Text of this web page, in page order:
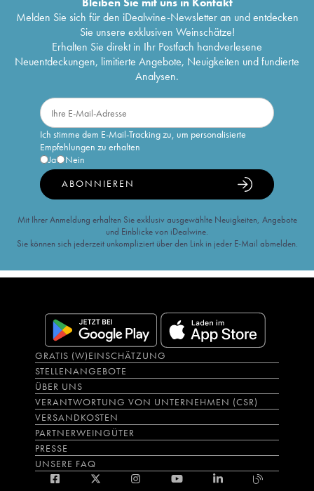
Melden Sie sich für den iDealwine-Newsletter an und entdecken
Sie unsere exklusiven Weinschätze!
Erhalten Sie direkt in Ihr Postfach handverlesene
Neuentdeckungen, limitierte Angebote, Neuigkeiten und fundierte
Analysen.
Ich stimme dem E-Mail-Tracking zu, um personalisierte
Empfehlungen zu erhalten
Ja
Nein
ABONNIEREN
Mit Ihrer Anmeldung erhalten Sie exklusiv ausgewählte Neuigkeiten, Angebote
und Einblicke von iDealwine.
Sie können sich jederzeit unkompliziert über den Link in jeder E-Mail abmelden.
GRATIS (W)EINSCHÄTZUNG
STELLENANGEBOTE
ÜBER UNS
VERANTWORTUNG VON UNTERNEHMEN (CSR)
VERSANDKOSTEN
PARTNERWEINGÜTER
PRESSE
UNSERE FAQ